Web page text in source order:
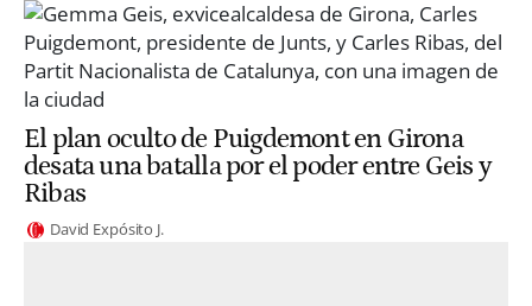
El plan oculto de Puigdemont en Girona
desata una batalla por el poder entre Geis y
Ribas
David Expósito J.